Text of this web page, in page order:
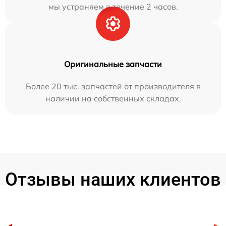
мы устраняем в течение 2 часов.
Оригинальные запчасти
Более 20 тыс. запчастей от производителя в
наличии на собственных складах.
Отзывы наших клиентов